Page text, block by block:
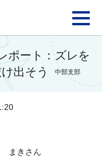
特定非営利活動
ポート：ズレを
出そう
中部支部
まきさん